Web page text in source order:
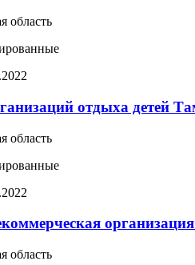
область
отдыха детей
область
область